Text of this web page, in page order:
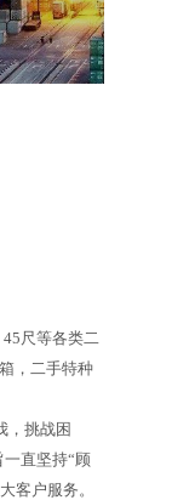
尺等各类二
，二手特种
，挑战困
直坚持“顾
客户服务。